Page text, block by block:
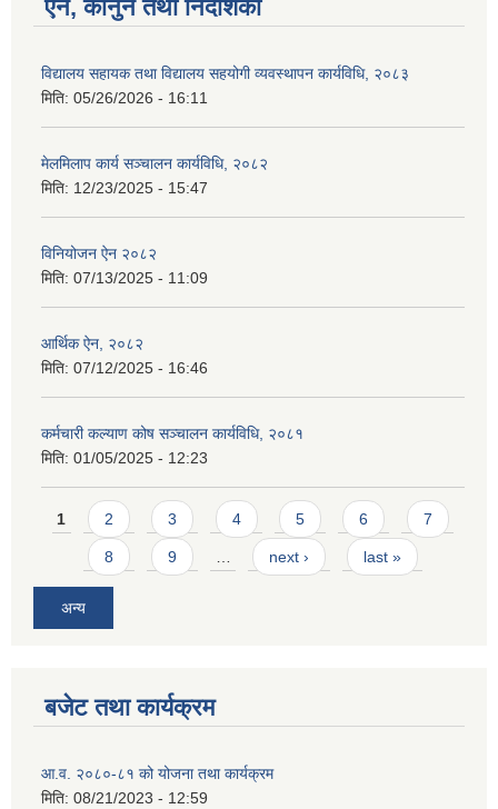
ऐन, कानुन तथा निर्देशिका
विद्यालय सहायक तथा विद्यालय सहयोगी व्यवस्थापन कार्यविधि, २०८३
मिति: 05/26/2026 - 16:11
मेलमिलाप कार्य सञ्चालन कार्यविधि, २०८२
मिति: 12/23/2025 - 15:47
विनियोजन ऐन २०८२
मिति: 07/13/2025 - 11:09
आर्थिक ऐन, २०८२
मिति: 07/12/2025 - 16:46
कर्मचारी कल्याण कोष सञ्चालन कार्यविधि, २०८१
मिति: 01/05/2025 - 12:23
Pages
1 2 3 4 5 6 7
8 9 next › last »
अन्य
बजेट तथा कार्यक्रम
आ.व. २०८०-८१ को योजना तथा कार्यक्रम
मिति: 08/21/2023 - 12:59